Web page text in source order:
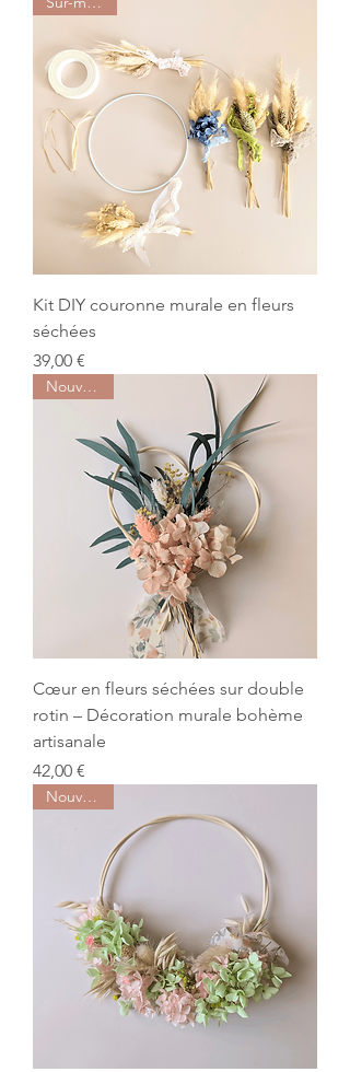
Kit DIY couronne murale en fleurs
séchées
Prix
39,00 €
Nouveauté
Cœur en fleurs séchées sur double
rotin – Décoration murale bohème
artisanale
Prix
42,00 €
Nouveauté